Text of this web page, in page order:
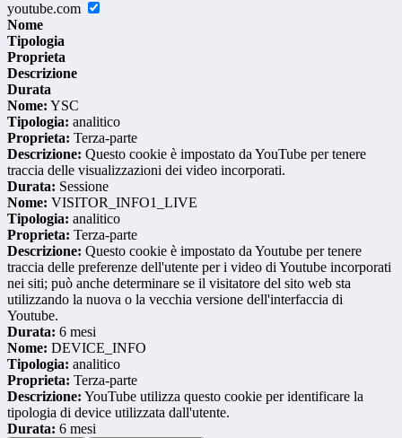
youtube.com
Nome
Tipologia
Proprieta
Descrizione
Durata
Nome: YSC
Tipologia: analitico
Proprieta: Terza-parte
Descrizione: Questo cookie è impostato da YouTube per tenere
traccia delle visualizzazioni dei video incorporati.
Durata: Sessione
Nome: VISITOR_INFO1_LIVE
Tipologia: analitico
Proprieta: Terza-parte
Descrizione: Questo cookie è impostato da Youtube per tenere
traccia delle preferenze dell'utente per i video di Youtube incorporati
nei siti; può anche determinare se il visitatore del sito web sta
utilizzando la nuova o la vecchia versione dell'interfaccia di
Youtube.
Durata: 6 mesi
Nome: DEVICE_INFO
Tipologia: analitico
Proprieta: Terza-parte
Descrizione: YouTube utilizza questo cookie per identificare la
tipologia di device utilizzata dall'utente.
Durata: 6 mesi